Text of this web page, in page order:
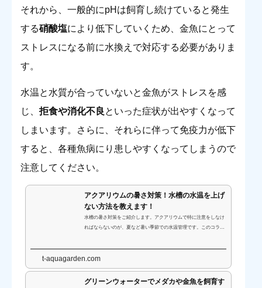
それから、一般的にpHは飼育し続けていると発生
する硝酸塩により低下していくため、金魚にとって
ストレスになる前に水換えで対応する必要がありま
す。
水温と水質が合っていないと金魚がストレスを感
じ、 拒食や消化不良 といった症状が出やすくなって
しまいます。さらに、それらに伴って免疫力が低下
すると、各種魚病にり患しやすくなってしまうので
注意してください。
アクアリウムの暑さ対策！水槽の水温を上げ
ない方法を教えます！
水槽の暑さ対策をご紹介します。アクアリウムで特に注意をしなけ
ればならないのが、夏など暑い季節での水温管理です。このコラム
t-aquagarden.com
グリーンウォーターでメダカや金魚を飼育す